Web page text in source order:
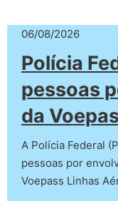
06/08/2026
Polícia
pessoas
da
A Polícia Federal
pessoas por
Voepass Linhas